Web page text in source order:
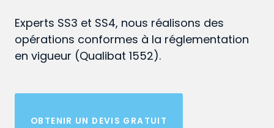
Experts SS3 et SS4, nous réalisons des
opérations conformes à la réglementation
en vigueur (Qualibat 1552).
OBTENIR UN DEVIS GRATUIT